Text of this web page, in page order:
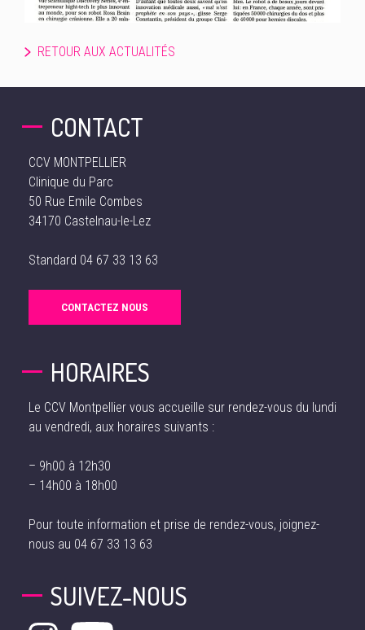
RETOUR AUX ACTUALITÉS
CONTACT
CCV MONTPELLIER
Clinique du Parc
50 Rue Emile Combes
34170 Castelnau-le-Lez
Standard 04 67 33 13 63
CONTACTEZ NOUS
HORAIRES
Le CCV Montpellier vous accueille sur rendez-vous du lundi
au vendredi, aux horaires suivants :
– 9h00 à 12h30
– 14h00 à 18h00
Pour toute information et prise de rendez-vous, joignez-
nous au 04 67 33 13 63
SUIVEZ-NOUS